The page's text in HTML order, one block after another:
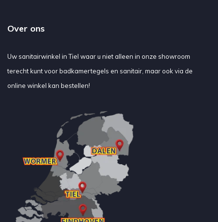
Over ons
Uw sanitairwinkel in Tiel waar u niet alleen in onze showroom
terecht kunt voor badkamertegels en sanitair, maar ook via de
online winkel kan bestellen!